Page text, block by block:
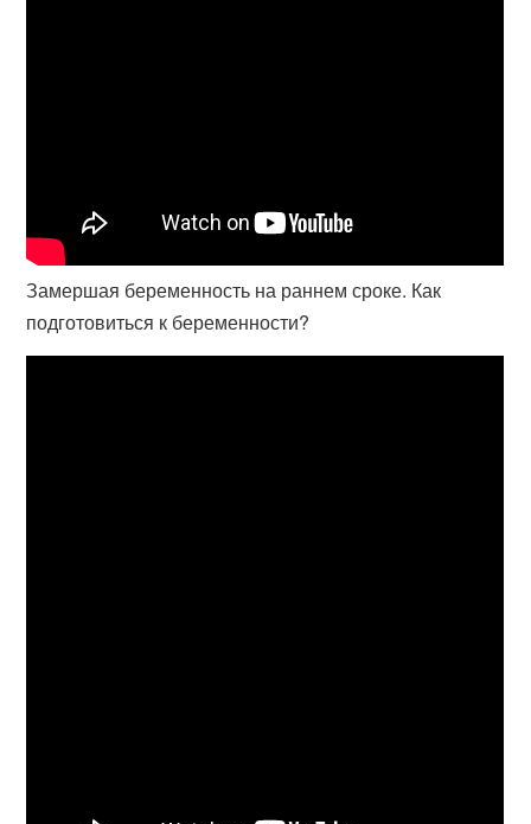
Замершая беременность на раннем сроке. Как
подготовиться к беременности?